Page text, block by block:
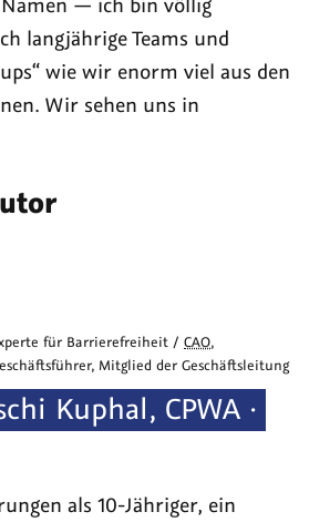
langjährige Teams und
“ wie wir enorm viel aus den
Wir sehen uns in
Kuphal, CPWA ·
für Barrierefreiheit / CAO,
Mitglied der Geschäftsleitung
als 10-Jähriger, ein